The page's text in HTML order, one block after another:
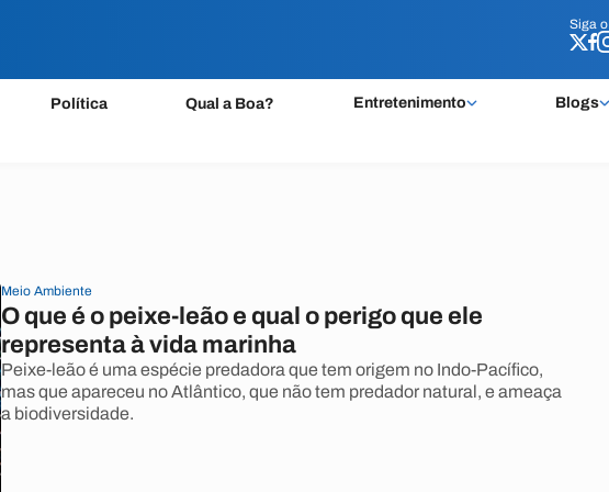
Siga o
Política Qual a Boa? Entretenimento Blogs
Siga o
Meio Ambiente
O que é o peixe-leão e qual o perigo que ele
representa à vida marinha
Peixe-leão é uma espécie predadora que tem origem no Indo-Pacífico,
mas que apareceu no Atlântico, que não tem predador natural, e ameaça
a biodiversidade.